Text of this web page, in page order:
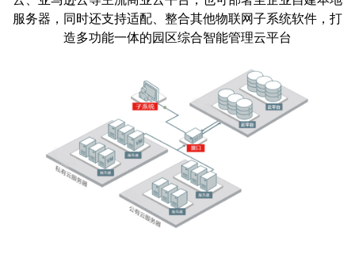
服务器，同时还支持适配、整合其他物联网子系统软件，打
造多功能一体的园区综合智能管理云平台